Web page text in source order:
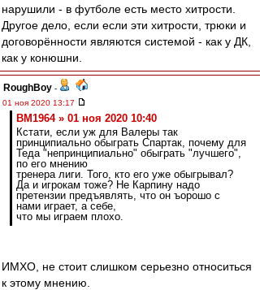
нарушили - в футболе есть место хитрости.
Другое дело, если если эти хитрости, трюки и
договорённости являются системой - как у ДК,
как у конюшни.
RoughBoy -
01 ноя 2020 13:17
BM1964 » 01 ноя 2020 10:40
Кстати, если уж для Валеры так
принципиально обыграть Спартак, почему для
Теда "непринципиально" обыграть "лучшего",
по его мнению
тренера лиги. Того, кто его уже обыгрывал?
Да и игрокам тоже? Не Карпину надо
претензии предъявлять, что он ъорошо с
нами играет, а себе,
что мы играем плохо.
ИМХО, не стоит слишком серьезно относиться
к этому мнению.